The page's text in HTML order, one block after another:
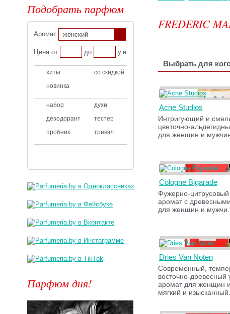
FREDERIC
Выбрать для
Acne Studios
Интригующий и
цветочно-
для женщин и
Cologne Bigarade
Фужерно-цитрусовый
аромат с
для женщин и мужчи.
Dries Van Noten
Современный,
восточно-древесный
аромат для женщин
мягкий и изысканный.
Подобрать парфюм
Аромат женский
Цена от до у.е.
хиты
со скидкой
новинка
набор
духи
дезодорант
тестер
пробник
тревэл
Парфюм дня!